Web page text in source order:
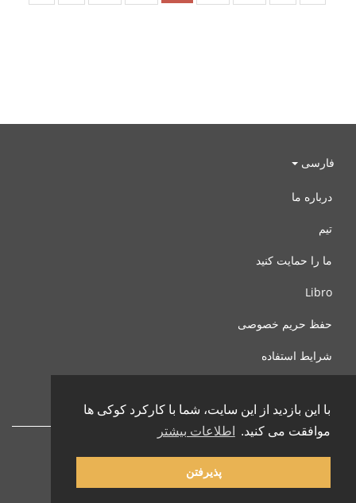
با این بازدید از این سایت، شما با کارکرد کوکی ها
موافقت می کنید.
اطلاعات بیشتر
پذیرفتن
فارسی
درباره ما
تیم
ما را حمایت کنید
Libro
حفظ حریم خصوصی
شرایط استفاده
© 2002-2026 lernu.net |Impressum